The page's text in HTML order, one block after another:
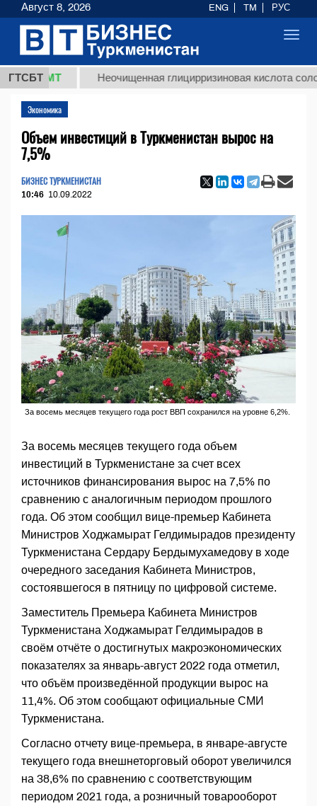
ГТСБТ
ТМТ Неочищенная глицирризиновая кислота
Экономика
Объем инвестиций в Туркменистан вырос на
7,5%
БИЗНЕС ТУРКМЕНИСТАН
10:46 10.09.2022
За восемь месяцев текущего года рост ВВП сохранился на уровне 6,2%.
За восемь месяцев текущего года объем
инвестиций в Туркменистане за счет всех
источников финансирования вырос на 7,5% по
сравнению с аналогичным периодом прошлого
года. Об этом сообщил вице-премьер Кабинета
Министров Ходжамырат Гелдимырадов президенту
Туркменистана Сердару Бердымухамедову в ходе
очередного заседания Кабинета Министров,
состоявшегося в пятницу по цифровой системе.
Заместитель Премьера Кабинета Министров
Туркменистана Ходжамырат Гелдимырадов в
своём отчёте о достигнутых макроэкономических
показателях за январь-август 2022 года отметил,
что объём произведённой продукции вырос на
11,4%. Об этом сообщают официальные СМИ
Туркменистана.
Согласно отчету вице-премьера, в январе-августе
текущего года внешнеторговый оборот увеличился
на 38,6% по сравнению с соответствующим
периодом 2021 года, а розничный товарооборот
Август 8, 2026 ENG TM РУС